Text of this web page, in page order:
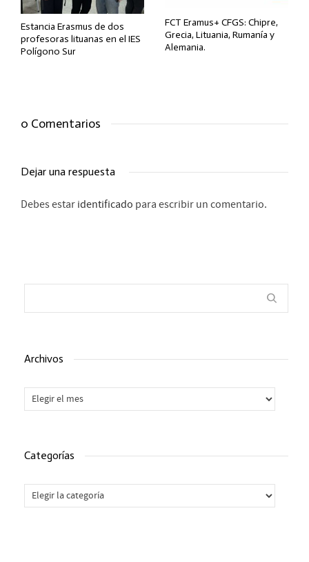
Estancia Erasmus de dos
profesoras lituanas en el IES
Polígono Sur
FCT Eramus+ CFGS: Chipre,
Grecia, Lituania, Rumanía y
Alemania.
0 Comentarios
Dejar una respuesta
Debes estar identificado para escribir un comentario.
Archivos
Archivos
Categorías
Categorías